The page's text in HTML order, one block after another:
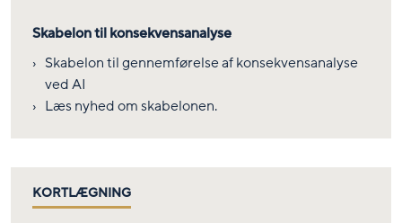
Skabelon til konsekvensanalyse
Skabelon til gennemførelse af konsekvensanalyse
ved AI
Læs nyhed om skabelonen.
KORTLÆGNING